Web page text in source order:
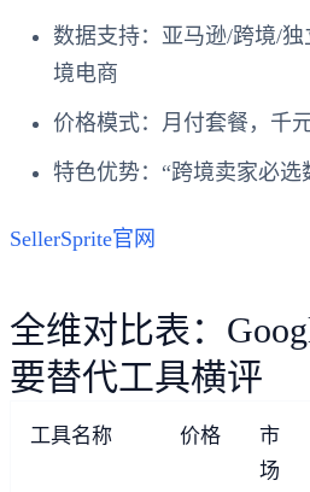
数据支持：亚马逊/跨境/
境电商
价格模式：月付套餐，千
特色优势：“跨境卖家必选
SellerSprite官网
全维对比表：
要替代工具横评
工具名称 价格
市
场